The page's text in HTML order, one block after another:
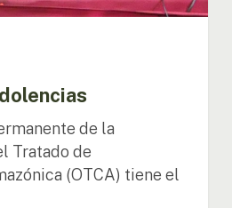
de la
Tratado de
(OTCA) tiene el